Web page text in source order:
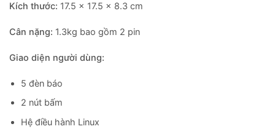
Kích thước: 17.5 x 17.5 x 8.3 cm
Cân nặng: 1.3kg bao gồm 2 pin
Giao diện người dùng:
5 đèn báo
2 nút bấm
Hệ điều hành Linux